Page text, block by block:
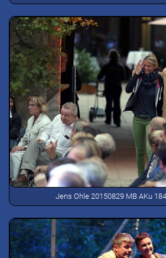
Jens Ohle 20150829 MB AKu